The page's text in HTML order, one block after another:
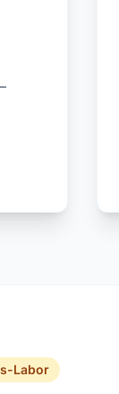
Labor